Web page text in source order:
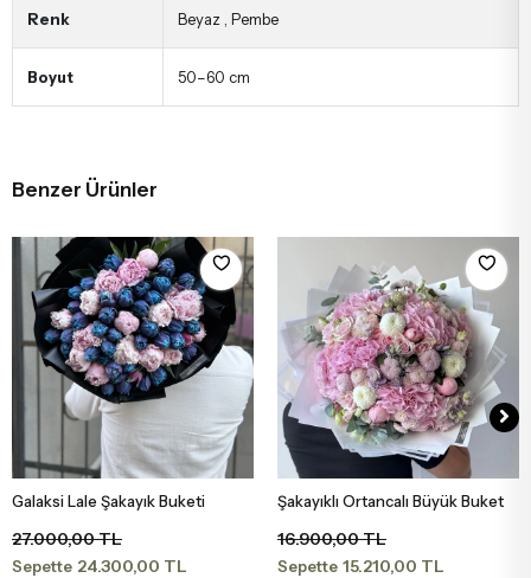
Renk Beyaz Pembe
Boyut 50–60 cm
Benzer Ürünler
Sepete Ekle
Galaksi Lale Şakayık Buketi
27.000,00 TL
Sepette 24.300,00 TL
Sepete Ekle
Şakayıklı Ortancalı Büyük Buket
16.900,00 TL
Sepette 15.210,00 TL